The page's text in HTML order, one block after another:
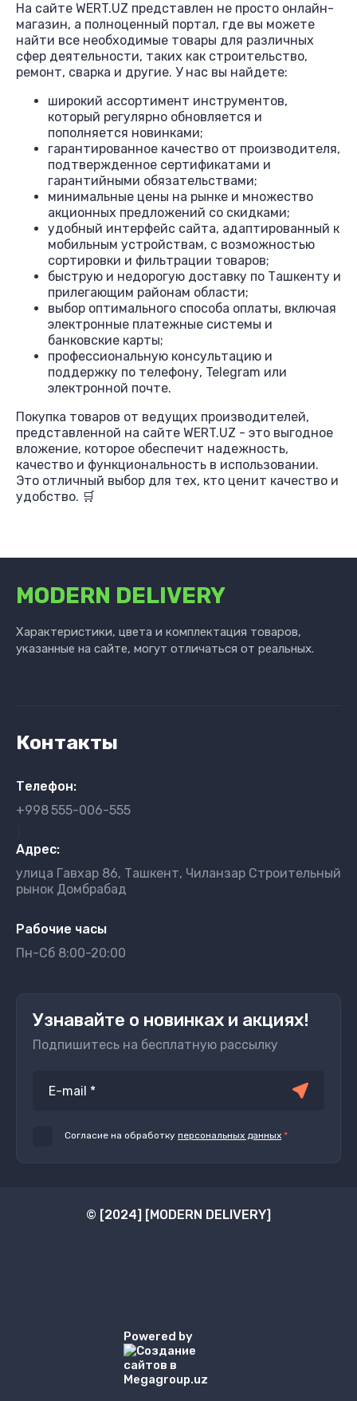
На сайте WERT.UZ представлен не просто онлайн-
магазин, а полноценный портал, где вы можете
найти все необходимые товары для различных
сфер деятельности, таких как строительство,
ремонт, сварка и другие. У нас вы найдете:
широкий ассортимент инструментов,
который регулярно обновляется и
пополняется новинками;
гарантированное качество от производителя,
подтвержденное сертификатами и
гарантийными обязательствами;
минимальные цены на рынке и множество
акционных предложений со скидками;
удобный интерфейс сайта, адаптированный к
мобильным устройствам, с возможностью
сортировки и фильтрации товаров;
быструю и недорогую доставку по Ташкенту и
прилегающим районам области;
выбор оптимального способа оплаты, включая
электронные платежные системы и
банковские карты;
профессиональную консультацию и
поддержку по телефону, Telegram или
электронной почте.
Покупка товаров от ведущих производителей,
представленной на сайте WERT.UZ - это выгодное
вложение, которое обеспечит надежность,
качество и функциональность в использовании.
Это отличный выбор для тех, кто ценит качество и
удобство. 🛒
MODERN DELIVERY
Характеристики, цвета и комплектация товаров,
указанные на сайте, могут отличаться от реальных.
Контакты
Телефон:
+998555-006-555
Адрес:
улица Гавхар 86, Ташкент, Чиланзар Строительный
рынок Домбрабад
Рабочие часы
Пн-Сб 8:00-20:00
Узнавайте о новинках и акциях!
Подпишитесь на бесплатную рассылку
Согласие на обработку персональных данных *
© [2024] [MODERN DELIVERY]
Powered by